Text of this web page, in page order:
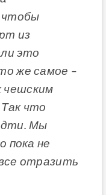
чтобы
из
это
же самое –
чешским
что
Мы
пока не
отразить